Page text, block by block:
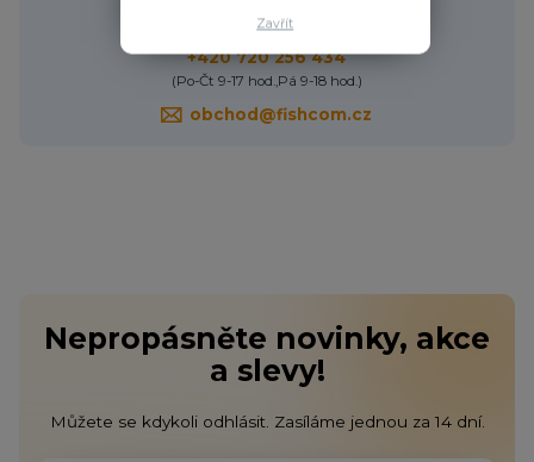
Zákaznická podpora HONZA
+420 720 256 434
(Po-Čt 9-17 hod.,Pá 9-18 hod.)
obchod@fishcom.cz
Nepropásněte novinky, akce
a slevy!
Můžete se kdykoli odhlásit. Zasíláme jednou za 14 dní.
Zavřít